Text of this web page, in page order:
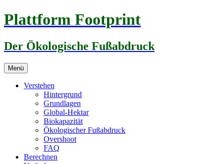
Zum
Inhalt
Plattform Footprint
Der Ökologische Fußabdruck
Menü
Verstehen
Hintergrund
Grundlagen
Global-Hektar
Biokapazität
Ökologischer Fußabdruck
Overshoot
FAQ
Berechnen